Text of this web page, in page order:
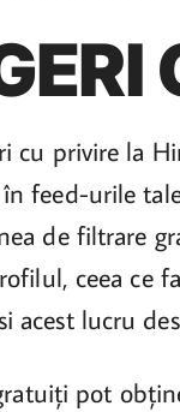
cu privire la
feed-urile
de filtrare
ceea ce
acest lucru
pot